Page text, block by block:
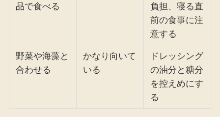
品で食べる
負担、寝る直
前の食事に注
意する
野菜や海藻と
合わせる
かなり向いて
いる
ドレッシング
の油分と糖分
を控えめにす
る